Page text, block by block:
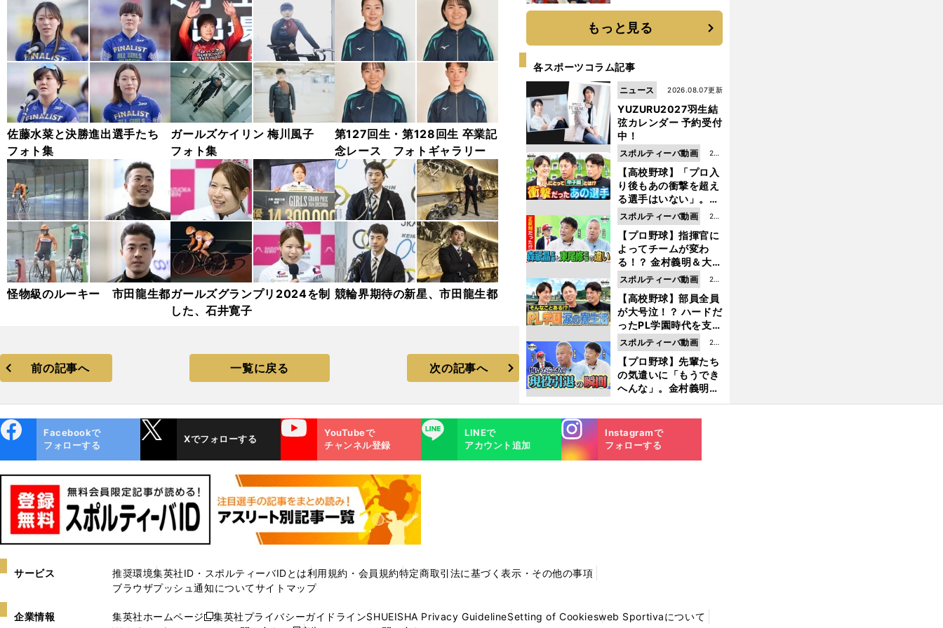
佐藤水菜と決勝進出選手たち
フォト集
ガールズケイリン 梅川風子
フォト集
第127回生・第128回生 卒業記
念レース フォトギャラリー
怪物級のルーキー 市田龍生都ガールズグランプリ2024を制
した、石井寛子
競輪界期待の新星、市田龍生都
前の記事へ 一覧に戻る 次の記事へ
は続く
もっと見る
各スポーツコラム記事
YUZURU2027羽生結
弦カレンダー 予約受付
中！
2026.08.07更新
ニュース
【高校野球】「プロ入
り後もあの衝撃を超え
る選手はいない」。PL
学園トリオが衝撃を受
けた選手
202
6.0
8.0
6更
スポルティーバ動画
【プロ野球】指揮官に
よってチームが変わ
る！？ 金村義明＆大塚
光二が語る歴代監督エ
ピソード
202
6.0
6更
スポルティーバ動画
【高校野球】部員全員
が大号泣！？ ハードだ
ったPL学園時代を支え
たものとは
202
6.0
8.0
6更
スポルティーバ動画
【プロ野球】先輩たち
の気遣いに「もうでき
へんな」。金村義明＆
大塚光二が明かす引退
202
6.0
8.0
6更
スポルティーバ動画
ok
Facebookで
フォローする
Xでフォローする
YouTube
YouTubeで
チャンネル登録
LINE
LINEで
アカウント追加
Instagra
m
Instagramで
フォローする
サービス 推奨環境集英社ID・スポルティーバIDとは利用規約・会員規約特定商取引法に基づく表示・その他の事項
ブラウザプッシュ通知についてサイトマップ
企業情報 集英社ホームページ
新
集英社プライバシーガイドラインSHUEISHA Privacy GuidelineSetting of Cookiesweb Sportivaについて